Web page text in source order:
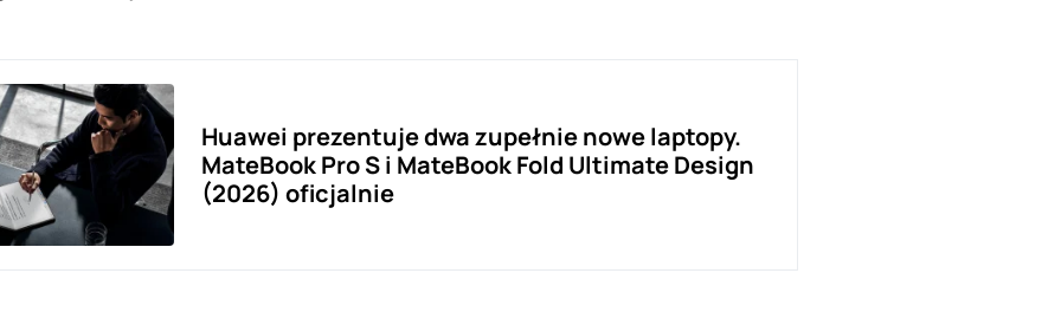
Huawei prezentuje dwa zupełnie nowe laptopy.
MateBook Pro S i MateBook Fold Ultimate Design
(2026) oficjalnie